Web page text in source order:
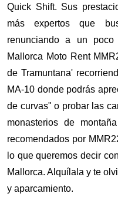
Quick Shift. Sus
más expertos que
renunciando a un
Mallorca Moto Rent
de Tramuntana'
MA-10 donde podrás
de curvas" o probar las
monasterios de
recomendados por
lo que queremos decir
Mallorca. Alquílala y te
y aparcamiento.